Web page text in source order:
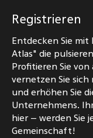
Registrieren
Entdecken Sie
Atlas" die
Profitieren Sie
vernetzen Sie
und erhöhen Sie
Unternehmens.
hier – werden Sie
Gemeinschaft!